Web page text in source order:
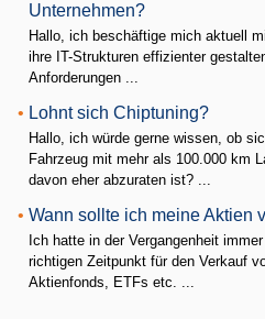
Unternehmen?
Hallo, ich beschäftige mich aktuell
ihre IT-Strukturen effizienter
Anforderungen ...
• Lohnt sich Chiptuning?
Hallo, ich würde gerne wissen, ob
Fahrzeug mit mehr als 100.000 km
davon eher abzuraten ist? ...
• Wann sollte ich meine Aktien
Ich hatte in der Vergangenheit
richtigen Zeitpunkt für den Verkauf
Aktienfonds, ETFs etc. ...